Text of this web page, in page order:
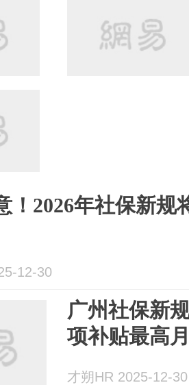
！2026年社保新规
12-30
广州社保新
项补贴最高
才朔HR 2025-12-30